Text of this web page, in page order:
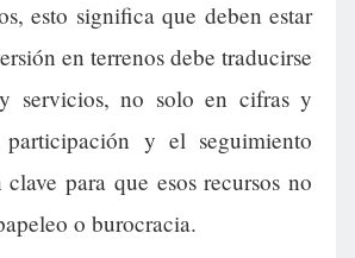
esto significa que deben estar
en terrenos debe traducirse
servicios, no solo en cifras y
participación y el seguimiento
para que esos recursos no
o burocracia.